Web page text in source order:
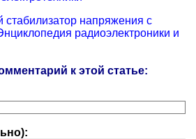
стабилизатор напряжения с
радиоэлектроники и
к этой статье: